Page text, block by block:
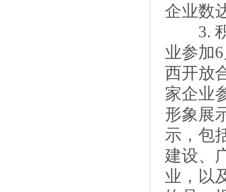
企业数
3. 积
业参加
西开放
家企业
形象展
示，包
建设、
业，以